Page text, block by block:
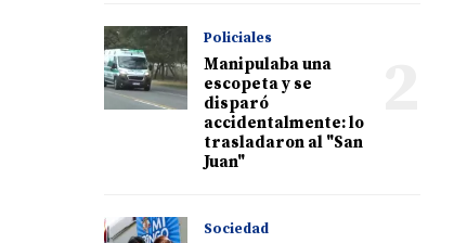
Policiales
Manipulaba una
escopeta y se
disparó
accidentalmente: lo
trasladaron al "San
Juan"
Sociedad